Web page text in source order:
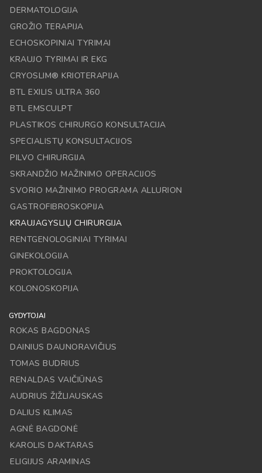
DERMATOLOGIJA
GROŽIO TERAPIJA
ECHOSKOPINIAI TYRIMAI
KRAUJO TYRIMAI IR EKG
CRYOSLIM® KRIOTERAPIJA
BTL EXILIS ULTRA 360
BTL EMSCULPT
PLASTIKOS CHIRURGO KONSULTACIJA
SPECIALISTŲ KONSULTACIJOS
PILVO CHIRURGIJA
SKRANDŽIO MAŽINIMO OPERACIJOS
SVORIO MAŽINIMO PROGRAMA ALLURION
GASTROFIBROSKOPIJA
KRAUJAGYSLIŲ CHIRURGIJA
RENTGENOLOGINIAI TYRIMAI
GINEKOLOGIJA
PROKTOLOGIJA
KOLONOSKOPIJA
GYDYTOJAI
ROKAS BAGDONAS
DAINIUS DAUNORAVIČIUS
TOMAS BUDRIUS
RENALDAS VAIČIŪNAS
AUDRIUS ŽIŽLIAUSKAS
DALIUS KLIMAS
AGNĖ BAGDONĖ
KAROLIS DAKTARAS
ELIGIJUS ARAMINAS